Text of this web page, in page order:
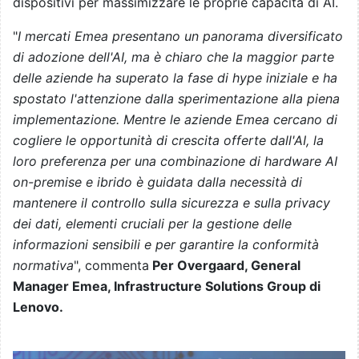
"I mercati Emea presentano un panorama diversificato
di adozione dell'AI, ma è chiaro che la maggior parte
delle aziende ha superato la fase di hype iniziale e ha
spostato l'attenzione dalla sperimentazione alla piena
implementazione. Mentre le aziende Emea cercano di
cogliere le opportunità di crescita offerte dall'AI, la
loro preferenza per una combinazione di hardware AI
on-premise e ibrido è guidata dalla necessità di
mantenere il controllo sulla sicurezza e sulla privacy
dei dati, elementi cruciali per la gestione delle
informazioni sensibili e per garantire la conformità
normativa", commenta Per Overgaard, General
Manager Emea, Infrastructure Solutions Group di
Lenovo.